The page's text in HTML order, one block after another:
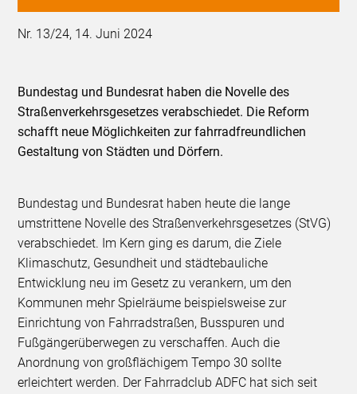
Nr. 13/24, 14. Juni 2024
Bundestag und Bundesrat haben die Novelle des
Straßenverkehrsgesetzes verabschiedet. Die Reform
schafft neue Möglichkeiten zur fahrradfreundlichen
Gestaltung von Städten und Dörfern.
Bundestag und Bundesrat haben heute die lange
umstrittene Novelle des Straßenverkehrsgesetzes (StVG)
verabschiedet. Im Kern ging es darum, die Ziele
Klimaschutz, Gesundheit und städtebauliche
Entwicklung neu im Gesetz zu verankern, um den
Kommunen mehr Spielräume beispielsweise zur
Einrichtung von Fahrradstraßen, Busspuren und
Fußgängerüberwegen zu verschaffen. Auch die
Anordnung von großflächigem Tempo 30 sollte
erleichtert werden. Der Fahrradclub ADFC hat sich seit